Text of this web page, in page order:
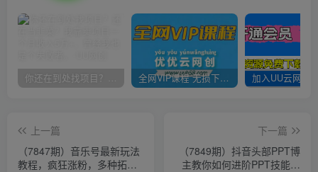
你还在到处找项目？还在当韭菜？我靠卖项目一个月收入5万+，曾经我也是个失败者。 全网VIP课程 无损下载~
上一篇
（7847期）音乐号最新玩法
教程，疯狂涨粉，多种拓展
下一篇
（7849期）抖音头部PPT博
主教你如何进阶PPT技能，